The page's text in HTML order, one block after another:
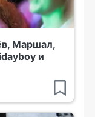
Маршал,
и